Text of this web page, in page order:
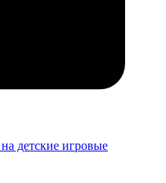
детские игровые